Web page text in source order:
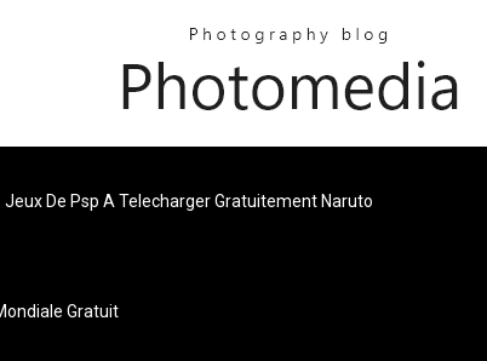
Jeux De Psp A Telecharger Gratuitement Naruto
Gratuit